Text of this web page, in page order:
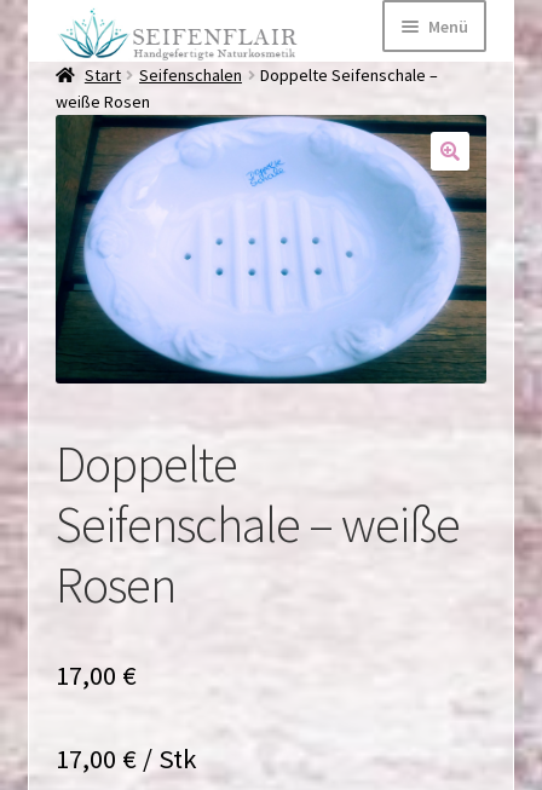
Zur
Navigation
springen
Zum
Inhalt
springen
Menü
Startseite
Über mich
Märkte
Kontaktformular
Kategorien
Start Seifenschalen
Doppelte Seifenschale –
weiße Rosen
Doppelte
Seifenschale – weiße
Rosen
17,00 €
17,00 € / Stk